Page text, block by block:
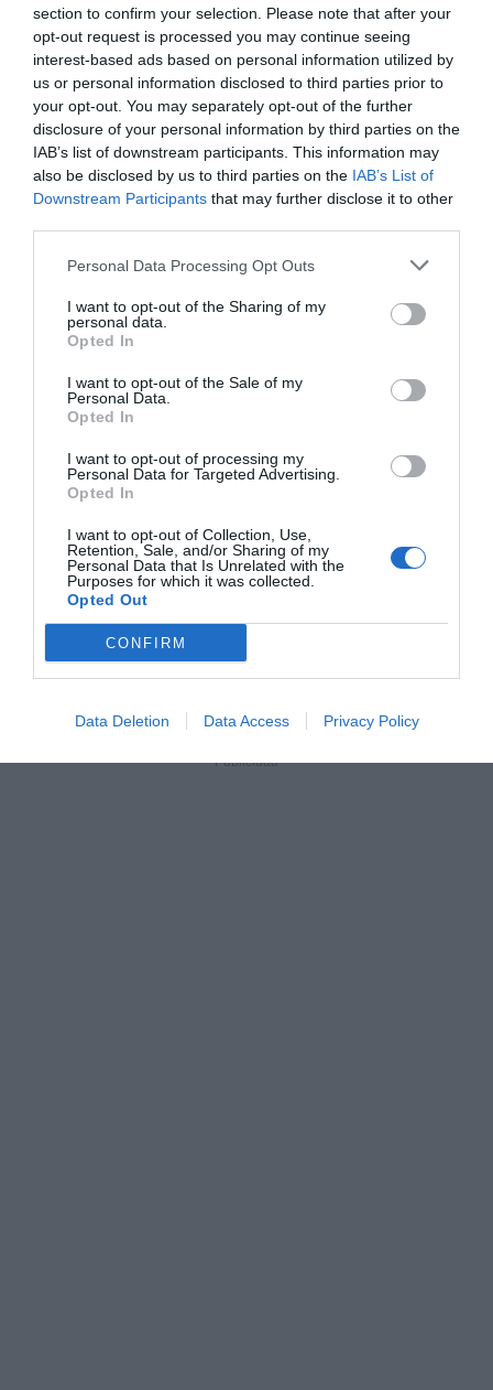
section to confirm your selection. Please note that after your
opt-out request is processed you may continue seeing
interest-based ads based on personal information utilized by
us or personal information disclosed to third parties prior to
your opt-out. You may separately opt-out of the further
disclosure of your personal information by third parties on the
IAB’s list of downstream participants. This information may
also be disclosed by us to third parties on the IAB’s List of
Downstream Participants that may further disclose it to other
Personal Data Processing Opt Outs
I want to opt-out of the Sharing of my
personal data.
Opted In
I want to opt-out of the Sale of my
Personal Data.
Opted In
I want to opt-out of processing my
Personal Data for Targeted Advertising.
Opted In
I want to opt-out of Collection, Use,
Retention, Sale, and/or Sharing of my
Personal Data that Is Unrelated with the
Purposes for which it was collected.
Opted Out
CONFIRM
Data Deletion Data Access Privacy Policy
“La Carrera de la Mujer es una gran marea de mujeres
acompañan y se sienten más fuertes. Además,
representa muchas causas solidarias que forman parte
del ADN de Valencia”, afirmó Gil.
será, nuevamente, el apoyo a las zonas afectadas por
DANA. La organización mantiene su colaboración
Fundació Horta Sud
10.500 euros en 2025
recuperación del tejido asociativo de los municipios